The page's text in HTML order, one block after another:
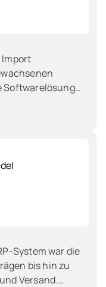
Import
Softwarelösung
von
an seine
System war die
bis hin zu
Versand.